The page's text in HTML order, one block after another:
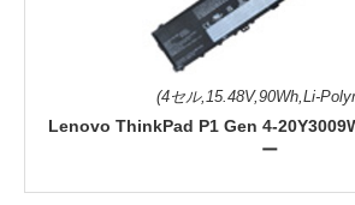
(4セル,15.48V,90Wh,Li-
Lenovo ThinkPad P1 Gen 4-
ー